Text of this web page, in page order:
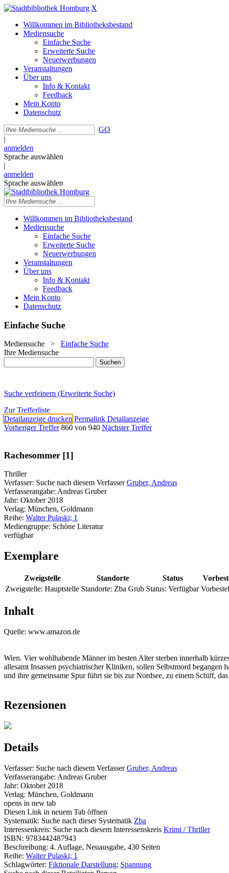
X
Willkommen im Bibliotheksbestand
Mediensuche
Einfache Suche
Erweiterte Suche
Neuerwerbungen
Veranstaltungen
Über uns
Info & Kontakt
Feedback
Mein Konto
Datenschutz
GO
|
anmelden
Sprache auswählen
|
anmelden
Sprache auswählen
Willkommen im Bibliotheksbestand
Mediensuche
Einfache Suche
Erweiterte Suche
Neuerwerbungen
Veranstaltungen
Über uns
Info & Kontakt
Feedback
Mein Konto
Datenschutz
Einfache Suche
Mediensuche > Einfache Suche
Ihre Mediensuche
Suche verfeinern (Erweiterte Suche)
Zur Trefferliste
Detailanzeige drucken Permalink Detailanzeige
Vorheriger Treffer 860 von 940 Nächster Treffer
Rachesommer [1]
Thriller
Verfasser: Suche nach diesem Verfasser Gruber, Andreas
Verfasserangabe: Andreas Gruber
Jahr: Oktober 2018
Verlag: München, Goldmann
Reihe: Walter Pulaski; 1
Mediengruppe: Schöne Literatur
verfügbar
Exemplare
Zweigstelle Standorte Status
Zweigstelle: Hauptstelle Standorte: Zba Grub Status: Verfügbar
Inhalt
Quelle: www.amazon.de
Wien. Vier wohlhabende Männer im besten Alter sterben innerhalb
allesamt Insassen psychiatrischer Kliniken, sollen Selbstmord
und ihre gemeinsame Spur führt sie bis zur Nordsee, zu einem Schiff,
Rezensionen
Details
Verfasser: Suche nach diesem Verfasser Gruber, Andreas
Verfasserangabe: Andreas Gruber
Jahr: Oktober 2018
Verlag: München, Goldmann
opens in new tab
Diesen Link in neuem Tab öffnen
Systematik: Suche nach dieser Systematik Zba
Interessenkreis: Suche nach diesem Interessenskreis Krimi / Thriller
ISBN: 9783442487943
Beschreibung: 4. Auflage, Neuausgabe, 430 Seiten
Reihe: Walter Pulaski; 1
Schlagwörter: Fiktionale Darstellung; Spannung